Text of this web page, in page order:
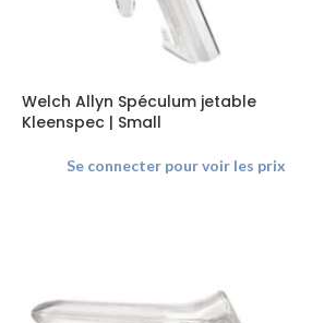
Welch Allyn Spéculum jetable
Kleenspec | Small
Se connecter pour voir les prix